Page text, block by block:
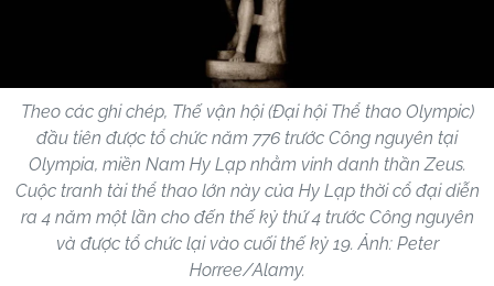
Theo các ghi chép, Thế vận hội (Đại hội Thể thao Olympic)
đầu tiên được tổ chức năm 776 trước Công nguyên tại
Olympia, miền Nam Hy Lạp nhằm vinh danh thần Zeus.
Cuộc tranh tài thể thao lớn này của Hy Lạp thời cổ đại diễn
ra 4 năm một lần cho đến thế kỷ thứ 4 trước Công nguyên
và được tổ chức lại vào cuối thế kỷ 19. Ảnh: Peter
Horree/Alamy.